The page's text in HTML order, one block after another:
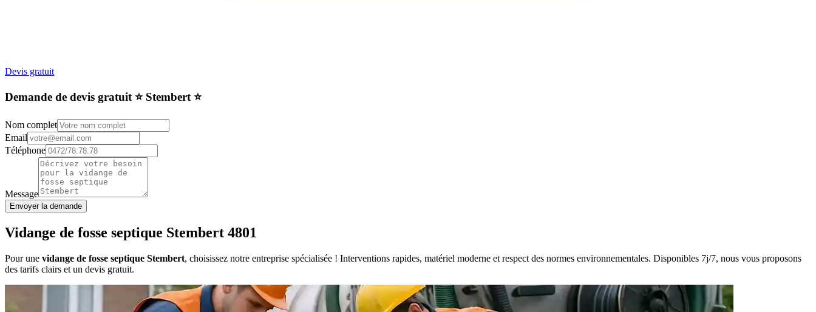
Devis gratuit
Demande de devis gratuit ⭐️ Stembert ⭐️
Nom complet
Email
Téléphone
Message
Envoyer la demande
Vidange de fosse septique Stembert 4801
Pour une vidange de fosse septique Stembert, choisissez notre entreprise spécialisée ! Interventions rapides, matériel moderne et respect des normes environnementales. Disponibles 7j/7, nous vous proposons
des tarifs clairs et un devis gratuit.